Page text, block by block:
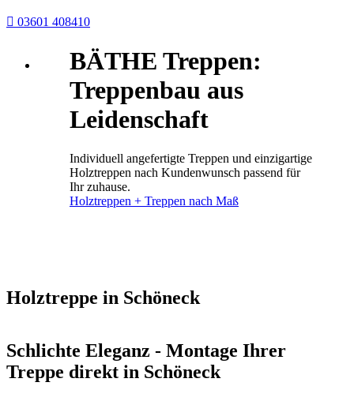
 03601 408410
BÄTHE Treppen:
Treppenbau aus
Leidenschaft
Individuell angefertigte Treppen und einzigartige
Holztreppen nach Kundenwunsch passend für
Ihr zuhause.
Holztreppen + Treppen nach Maß
Holztreppe in Schöneck
Schlichte Eleganz - Montage Ihrer
Treppe direkt in Schöneck